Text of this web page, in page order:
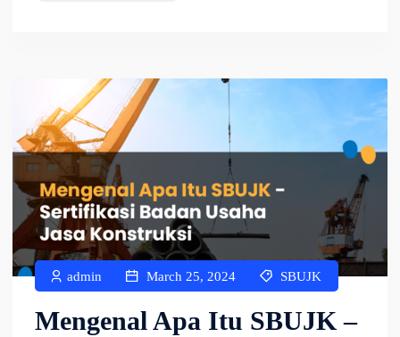
admin March 25, 2024 SBUJK
Mengenal Apa Itu SBUJK –